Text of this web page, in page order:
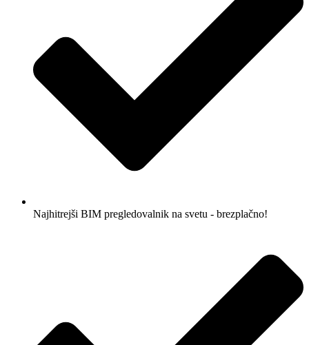
Najhitrejši BIM pregledovalnik na svetu - brezplačno!